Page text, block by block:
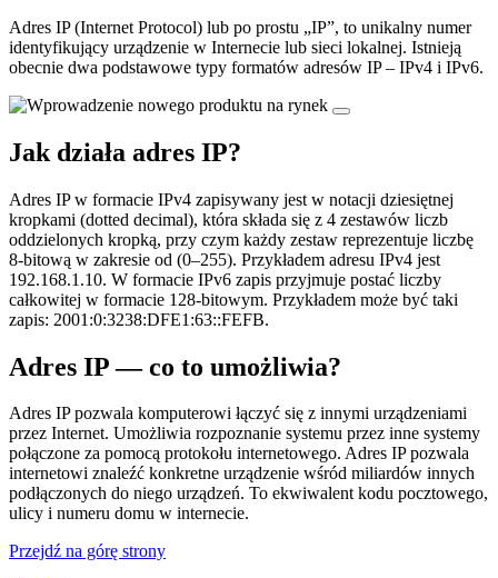
Adres IP (Internet Protocol) lub po prostu „IP”, to unikalny numer
identyfikujący urządzenie w Internecie lub sieci lokalnej. Istnieją
obecnie dwa podstawowe typy formatów adresów IP – IPv4 i IPv6.
Jak działa adres IP?
Adres IP w formacie IPv4 zapisywany jest w notacji dziesiętnej
kropkami (dotted decimal), która składa się z 4 zestawów liczb
oddzielonych kropką, przy czym każdy zestaw reprezentuje liczbę
8-bitową w zakresie od (0–255). Przykładem adresu IPv4 jest
192.168.1.10. W formacie IPv6 zapis przyjmuje postać liczby
całkowitej w formacie 128-bitowym. Przykładem może być taki
zapis: 2001:0:3238:DFE1:63::FEFB.
Adres IP — co to umożliwia?
Adres IP pozwala komputerowi łączyć się z innymi urządzeniami
przez Internet. Umożliwia rozpoznanie systemu przez inne systemy
połączone za pomocą protokołu internetowego. Adres IP pozwala
internetowi znaleźć konkretne urządzenie wśród miliardów innych
podłączonych do niego urządzeń. To ekwiwalent kodu pocztowego,
ulicy i numeru domu w internecie.
Przejdź na górę strony